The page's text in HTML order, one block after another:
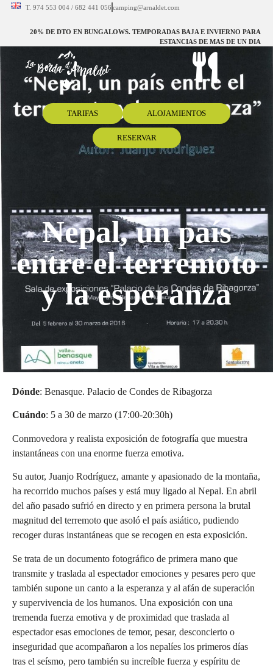
T. 974 553 004 / 682 441 056 camping@arnaldet.com
20% DE DTO EN BUNGALOWS. TEMPORADAS BAJA E INVIERNO PARA
ESTANCIAS DE MAS DE UN DIA
TARIFAS ALOJAMIENTOS
RESERVAR
Nepal, un país
entre el terremoto
y la esperanza
Dónde: Benasque. Palacio de Condes de Ribagorza
Cuándo: 5 a 30 de marzo (17:00-20:30h)
Conmovedora y realista exposición de fotografía que muestra
instantáneas con una enorme fuerza emotiva.
Su autor, Juanjo Rodríguez, amante y apasionado de la montaña,
ha recorrido muchos países y está muy ligado al Nepal. En abril
del año pasado sufrió en directo y en primera persona la brutal
magnitud del terremoto que asoló el país asiático, pudiendo
recoger duras instantáneas que se recogen en esta exposición.
Se trata de un documento fotográfico de primera mano que
transmite y traslada al espectador emociones y pesares pero que
también supone un canto a la esperanza y al afán de superación
y supervivencia de los humanos. Una exposición con una
tremenda fuerza emotiva y de proximidad que traslada al
espectador esas emociones de temor, pesar, desconcierto o
inseguridad que acompañaron a los nepalíes los primeros días
tras el seísmo, pero también su increíble fuerza y espíritu de